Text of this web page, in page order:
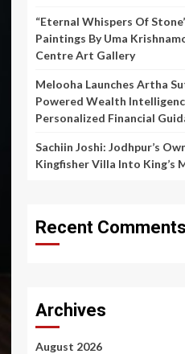
“Eternal Whispers Of
Paintings By Uma
Centre Art Gallery
Melooha Launches Artha
Powered Wealth
Personalized Financial
Sachiin Joshi: Jodhpur’s
Kingfisher Villa Into King’s
Recent Comments
Archives
August 2026